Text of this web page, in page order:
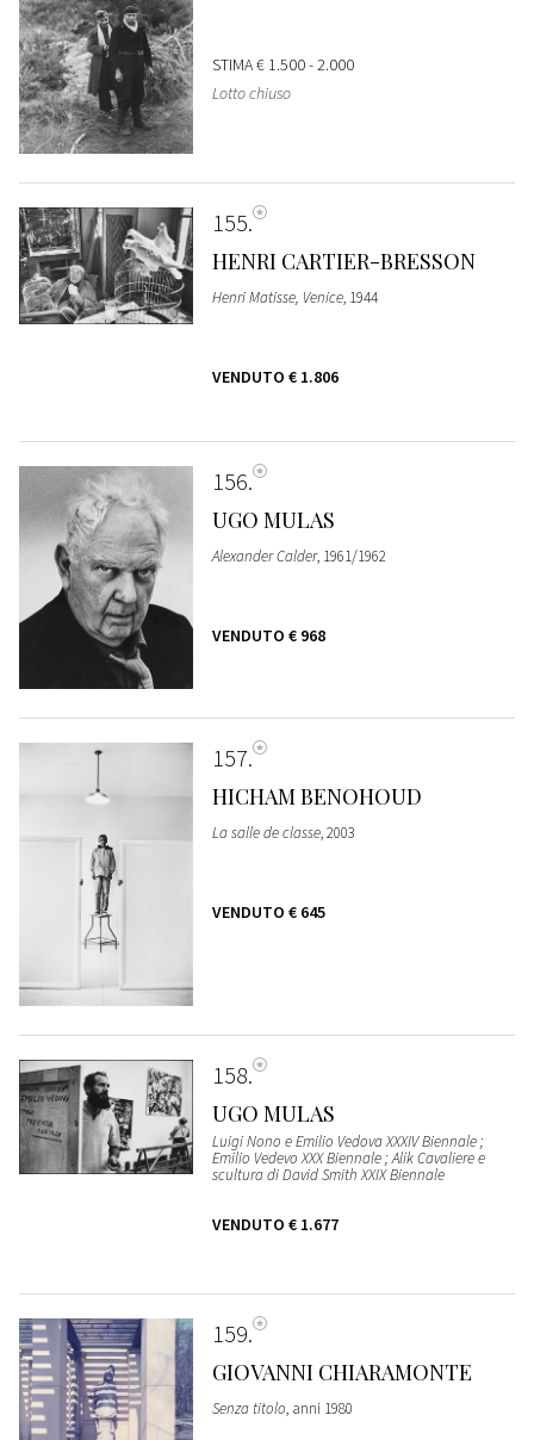
STIMA€ 1.500 - 2.000
Lotto chiuso
155
HENRI CARTIER-BRESSON
Henri Matisse, Venice, 1944
VENDUTO € 1.806
156
UGO MULAS
Alexander Calder, 1961/1962
VENDUTO € 968
157
HICHAM BENOHOUD
La salle de classe, 2003
VENDUTO € 645
158
UGO MULAS
Luigi Nono e Emilio Vedova XXXIV Biennale ;
Emilio Vedevo XXX Biennale ; Alik Cavaliere e
scultura di David Smith XXIX Biennale
VENDUTO € 1.677
159
GIOVANNI CHIARAMONTE
Senza titolo, anni 1980